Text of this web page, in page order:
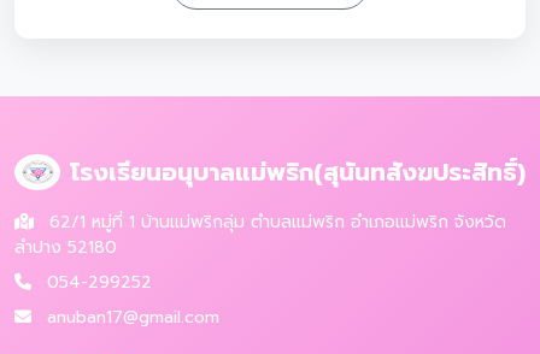
โรงเรียนอนุบาลแม่พริก(สุนันทสังฆประสิทธิ์)
62/1 หมู่ที่ 1 บ้านแม่พริกลุ่ม ตำบลแม่พริก อำเภอแม่พริก จังหวัด
ลำปาง 52180
054-299252
anuban17@gmail.com